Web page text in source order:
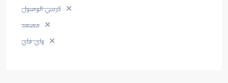
كرسي الوصول
مصعد
واي فاي